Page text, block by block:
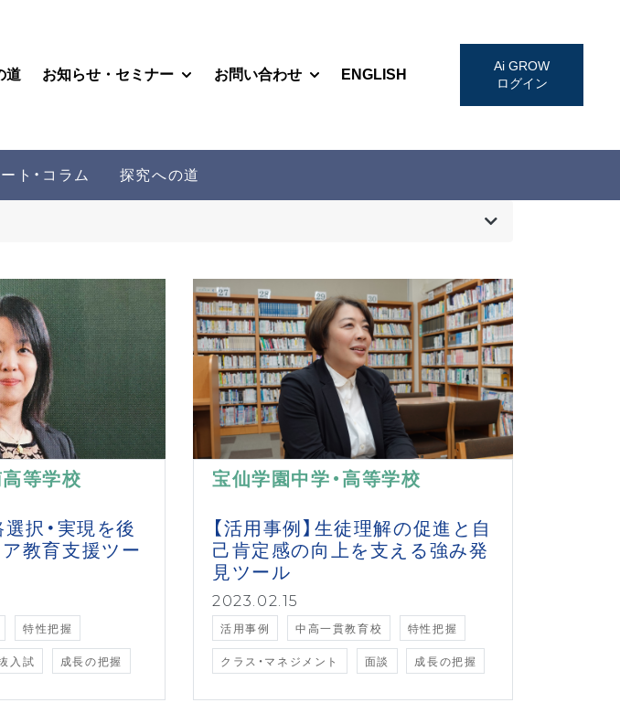
例
道 お知らせ・セミナー
Show submenu for お知らせ・セミナー
お問い合わせ
Show submenu for お問い合わせ
ENGLISH
Ai GROW
ログイン
ト・コラム 探究への道
等学校
選択・実現を後
教育支援ツー
特性把握
入試 成長の把握
宝仙学園中学・高等学校
【活用事例】生徒理解の促進と自
己肯定感の向上を支える強み発
見ツール
2023.02.15
活用事例 中高一貫教育校 特性把握
クラス・マネジメント 面談 成長の把握